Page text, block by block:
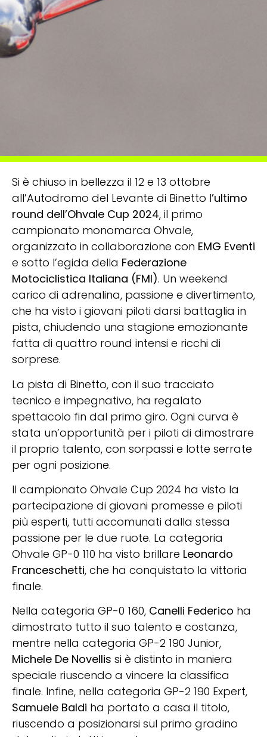
Si è chiuso in bellezza il 12 e 13 ottobre
all’Autodromo del Levante di Binetto l’ultimo
round dell’Ohvale Cup 2024, il primo
campionato monomarca Ohvale,
organizzato in collaborazione con EMG Eventi
e sotto l’egida della Federazione
Motociclistica Italiana (FMI). Un weekend
carico di adrenalina, passione e divertimento,
che ha visto i giovani piloti darsi battaglia in
pista, chiudendo una stagione emozionante
fatta di quattro round intensi e ricchi di
sorprese.
La pista di Binetto, con il suo tracciato
tecnico e impegnativo, ha regalato
spettacolo fin dal primo giro. Ogni curva è
stata un’opportunità per i piloti di dimostrare
il proprio talento, con sorpassi e lotte serrate
per ogni posizione.
Il campionato Ohvale Cup 2024 ha visto la
partecipazione di giovani promesse e piloti
più esperti, tutti accomunati dalla stessa
passione per le due ruote. La categoria
Ohvale GP-0 110 ha visto brillare Leonardo
Franceschetti, che ha conquistato la vittoria
finale.
Nella categoria GP-0 160, Canelli Federico ha
dimostrato tutto il suo talento e costanza,
mentre nella categoria GP-2 190 Junior,
Michele De Novellis si è distinto in maniera
speciale riuscendo a vincere la classifica
finale. Infine, nella categoria GP-2 190 Expert,
Samuele Baldi ha portato a casa il titolo,
riuscendo a posizionarsi sul primo gradino